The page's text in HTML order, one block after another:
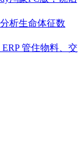
析生命体征数
管住物料、交